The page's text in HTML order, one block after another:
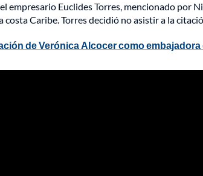
empresario Euclides Torres, mencionado por
costa Caribe. Torres decidió no asistir a la
de Verónica Alcocer como